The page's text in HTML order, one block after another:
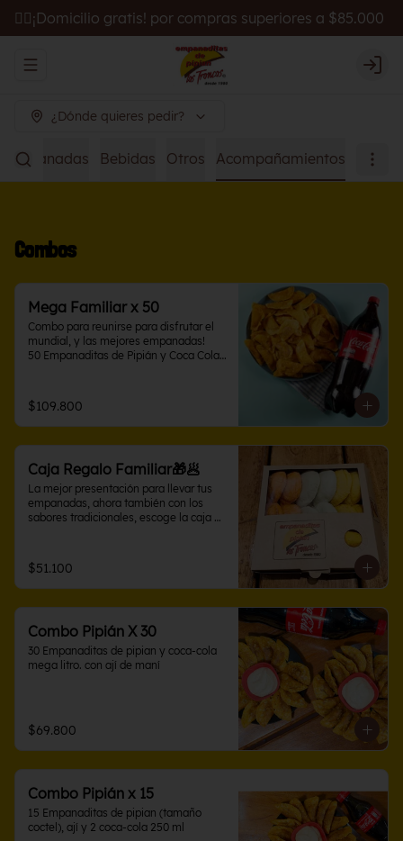
🚴‍♂️¡Domicilio gratis! por compras superiores a $85.000
Abrir menu de navegación
¿Dónde quieres pedir?
Empanadas Bebidas Otros Acompañamientos
Combos
Mega Familiar x 50
Combo para reunirse para disfrutar el
mundial, y las mejores empanadas!
50 Empanaditas de Pipián y Coca Cola
$109.800
Caja Regalo Familiar🎁🥟
La mejor presentación para llevar tus
empanadas, ahora también con los
sabores tradicionales, escoge la caja
$51.100
Combo Pipián X 30
30 Empanaditas de pipian y coca-cola
mega litro. con ají de maní
$69.800
Combo Pipián x 15
15 Empanaditas de pipian (tamaño
coctel), ají y 2 coca-cola 250 ml